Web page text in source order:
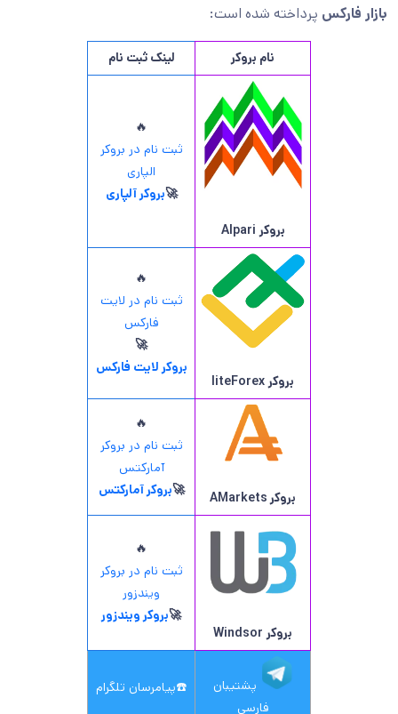
بازار فارکس پرداخته شده است:
نام بروکر لینک ثبت نام
بروکر Alpari
🔥
ثبت نام در بروکر
الپاری
🚀بروکر آلپاری
بروکر liteForex
🔥
ثبت نام در لایت
فارکس
🚀
بروکر لایت فارکس
بروکر AMarkets
🔥
ثبت نام در بروکر
آمارکتس
🚀بروکر آمارکتس
بروکر Windsor
🔥
ثبت نام در بروکر
ویندزور
🚀بروکر ویندزور
پشتیبان
فارسی
☎️پیامرسان تلگرام